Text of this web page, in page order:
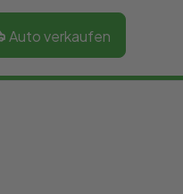
Auto verkaufen